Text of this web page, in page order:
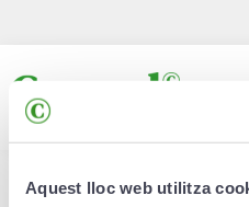
Aquest lloc web utilitza
Creand Vida